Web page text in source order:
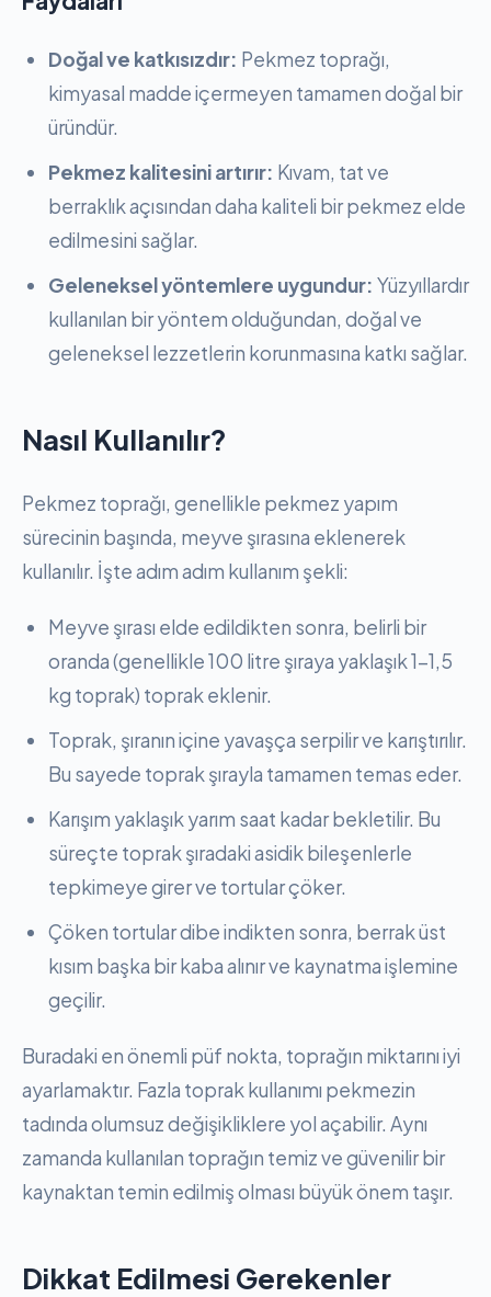
Doğal ve katkısızdır: Pekmez toprağı,
kimyasal madde içermeyen tamamen doğal bir
üründür.
Pekmez kalitesini artırır: Kıvam, tat ve
berraklık açısından daha kaliteli bir pekmez elde
edilmesini sağlar.
Geleneksel yöntemlere uygundur: Yüzyıllardır
kullanılan bir yöntem olduğundan, doğal ve
geleneksel lezzetlerin korunmasına katkı sağlar.
Nasıl Kullanılır?
Pekmez toprağı, genellikle pekmez yapım
sürecinin başında, meyve şırasına eklenerek
kullanılır. İşte adım adım kullanım şekli:
Meyve şırası elde edildikten sonra, belirli bir
oranda (genellikle 100 litre şıraya yaklaşık 1-1,5
kg toprak) toprak eklenir.
Toprak, şıranın içine yavaşça serpilir ve karıştırılır.
Bu sayede toprak şırayla tamamen temas eder.
Karışım yaklaşık yarım saat kadar bekletilir. Bu
süreçte toprak şıradaki asidik bileşenlerle
tepkimeye girer ve tortular çöker.
Çöken tortular dibe indikten sonra, berrak üst
kısım başka bir kaba alınır ve kaynatma işlemine
geçilir.
Buradaki en önemli püf nokta, toprağın miktarını iyi
ayarlamaktır. Fazla toprak kullanımı pekmezin
tadında olumsuz değişikliklere yol açabilir. Aynı
zamanda kullanılan toprağın temiz ve güvenilir bir
kaynaktan temin edilmiş olması büyük önem taşır.
Dikkat Edilmesi Gerekenler